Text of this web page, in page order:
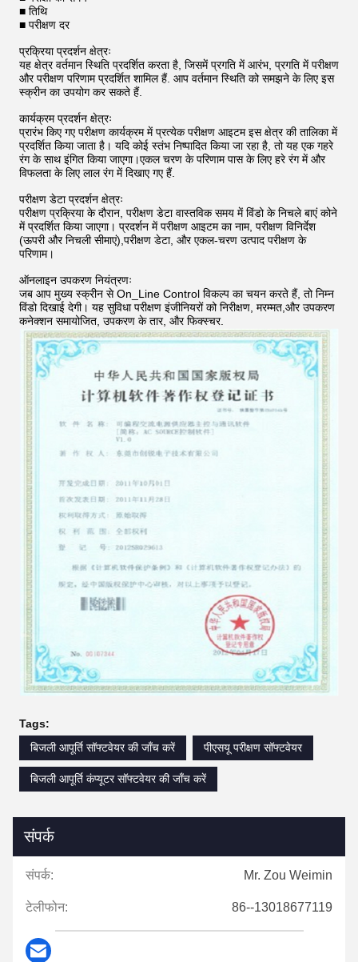
■ तिथि
■ परीक्षण दर
प्रक्रिया प्रदर्शन क्षेत्रः
यह क्षेत्र वर्तमान स्थिति प्रदर्शित करता है, जिसमें प्रगति में आरंभ, प्रगति में परीक्षण
और परीक्षण परिणाम प्रदर्शित शामिल हैं. आप वर्तमान स्थिति को समझने के लिए इस
स्क्रीन का उपयोग कर सकते हैं.
कार्यक्रम प्रदर्शन क्षेत्रः
प्रारंभ किए गए परीक्षण कार्यक्रम में प्रत्येक परीक्षण आइटम इस क्षेत्र की तालिका में
प्रदर्शित किया जाता है। यदि कोई स्तंभ निष्पादित किया जा रहा है, तो यह एक गहरे
रंग के साथ इंगित किया जाएगा।एकल चरण के परिणाम पास के लिए हरे रंग में और
विफलता के लिए लाल रंग में दिखाए गए हैं.
परीक्षण डेटा प्रदर्शन क्षेत्रः
परीक्षण प्रक्रिया के दौरान, परीक्षण डेटा वास्तविक समय में विंडो के निचले बाएं कोने
में प्रदर्शित किया जाएगा। प्रदर्शन में परीक्षण आइटम का नाम, परीक्षण विनिर्देश
(ऊपरी और निचली सीमाएं),परीक्षण डेटा, और एकल-चरण उत्पाद परीक्षण के
परिणाम।
ऑनलाइन उपकरण नियंत्रणः
जब आप मुख्य स्क्रीन से On_Line Control विकल्प का चयन करते हैं, तो निम्न
विंडो दिखाई देगी। यह सुविधा परीक्षण इंजीनियरों को निरीक्षण, मरम्मत,और उपकरण
कनेक्शन समायोजित, उपकरण के तार, और फिक्स्चर.
Tags:
बिजली आपूर्ति सॉफ्टवेयर की जाँच करें
पीएसयू परीक्षण सॉफ्टवेयर
बिजली आपूर्ति कंप्यूटर सॉफ्टवेयर की जाँच करें
संपर्क
संपर्क: Mr. Zou Weimin
टेलीफोन: 86--13018677119